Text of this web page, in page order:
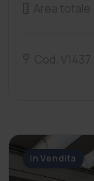
In Vendita